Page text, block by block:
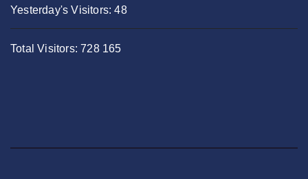
Yesterday's Visitors:48
Total Visitors:728 165